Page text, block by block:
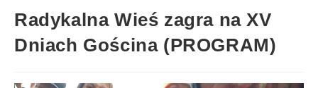
Radykalna Wieś zagra na XV
Dniach Gościna (PROGRAM)